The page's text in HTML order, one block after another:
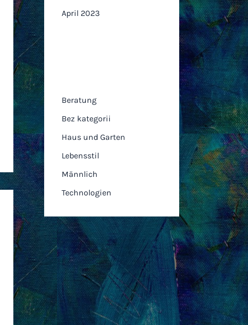
April 2023
Beratung
Bez kategorii
Haus und Garten
Lebensstil
Männlich
Technologien